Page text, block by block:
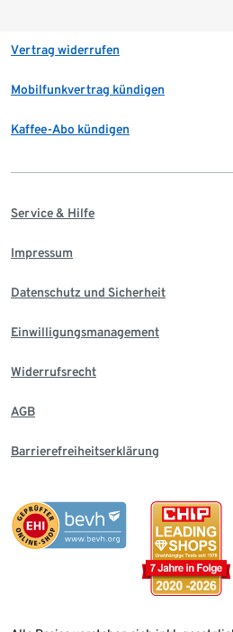
Vertrag widerrufen
Mobilfunkvertrag kündigen
Kaffee-Abo kündigen
Service & Hilfe
Impressum
Datenschutz und Sicherheit
Einwilligungsmanagement
Widerrufsrecht
AGB
Barrierefreiheitserklärung